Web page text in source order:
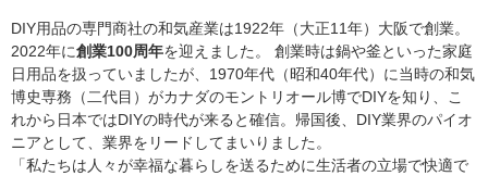
DIY用品の専門商社の和気産業は1922年（大正11年）大阪で創業。
2022年に創業100周年を迎えました。 創業時は鍋や釜といった家庭
日用品を扱っていましたが、1970年代（昭和40年代）に当時の和気
博史専務（二代目）がカナダのモントリオール博でDIYを知り、こ
れから日本ではDIYの時代が来ると確信。帰国後、DIY業界のパイオ
ニアとして、業界をリードしてまいりました。
「私たちは人々が幸福な暮らしを送るために生活者の立場で快適で